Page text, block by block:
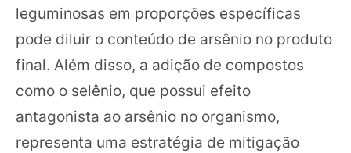
leguminosas em proporções específicas
pode diluir o conteúdo de arsênio no produto
final. Além disso, a adição de compostos
como o selênio, que possui efeito
antagonista ao arsênio no organismo,
representa uma estratégia de mitigação